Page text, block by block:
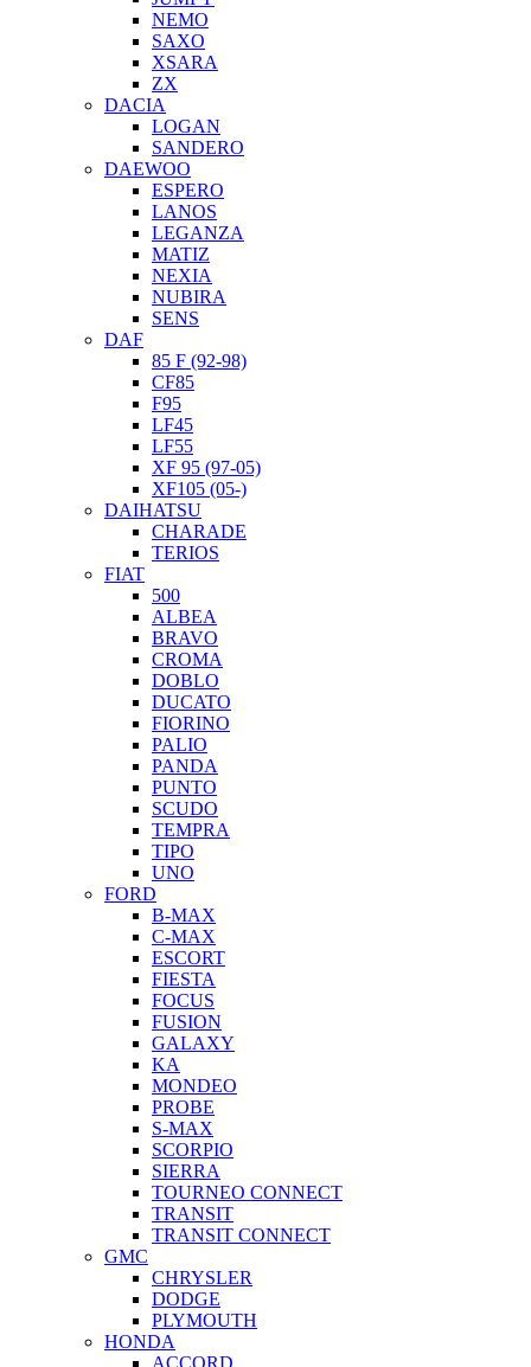
NEMO
SAXO
XSARA
ZX
DACIA
LOGAN
SANDERO
DAEWOO
ESPERO
LANOS
LEGANZA
MATIZ
NEXIA
NUBIRA
SENS
DAF
85 F (92-98)
CF85
F95
LF45
LF55
XF 95 (97-05)
XF105 (05-)
DAIHATSU
CHARADE
TERIOS
FIAT
500
ALBEA
BRAVO
CROMA
DOBLO
DUCATO
FIORINO
PALIO
PANDA
PUNTO
SCUDO
TEMPRA
TIPO
UNO
FORD
B-MAX
C-MAX
ESCORT
FIESTA
FOCUS
FUSION
GALAXY
KA
MONDEO
PROBE
S-MAX
SCORPIO
SIERRA
TOURNEO CONNECT
TRANSIT
TRANSIT CONNECT
GMC
CHRYSLER
DODGE
PLYMOUTH
HONDA
ACCORD